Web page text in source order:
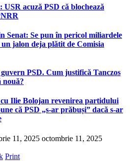
acuză PSD că blochează
Senat: Se pun în pericol miliardele
jalon deja plătit de Comisia
PSD. Cum justifică Tanczos
nouă?
Ilie Bolojan revenirea partidului
că PSD „s-ar prăbuși” dacă s-ar
11, 2025 octombrie 11, 2025
Print